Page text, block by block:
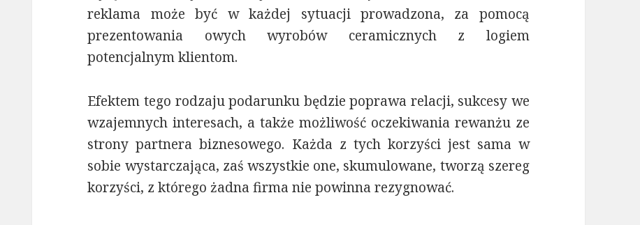
reklama może być w każdej sytuacji prowadzona, za pomocą
prezentowania owych wyrobów ceramicznych z logiem
potencjalnym klientom.
Efektem tego rodzaju podarunku będzie poprawa relacji, sukcesy we
wzajemnych interesach, a także możliwość oczekiwania rewanżu ze
strony partnera biznesowego. Każda z tych korzyści jest sama w
sobie wystarczająca, zaś wszystkie one, skumulowane, tworzą szereg
korzyści, z którego żadna firma nie powinna rezygnować.